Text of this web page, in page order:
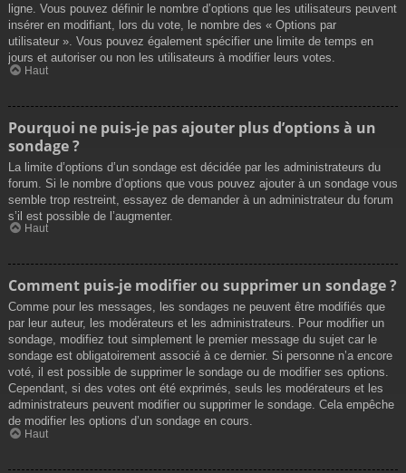
ligne. Vous pouvez définir le nombre d’options que les utilisateurs peuvent
insérer en modifiant, lors du vote, le nombre des « Options par
utilisateur ». Vous pouvez également spécifier une limite de temps en
jours et autoriser ou non les utilisateurs à modifier leurs votes.
Haut
Pourquoi ne puis-je pas ajouter plus d’options à un
sondage ?
La limite d’options d’un sondage est décidée par les administrateurs du
forum. Si le nombre d’options que vous pouvez ajouter à un sondage vous
semble trop restreint, essayez de demander à un administrateur du forum
s’il est possible de l’augmenter.
Haut
Comment puis-je modifier ou supprimer un sondage ?
Comme pour les messages, les sondages ne peuvent être modifiés que
par leur auteur, les modérateurs et les administrateurs. Pour modifier un
sondage, modifiez tout simplement le premier message du sujet car le
sondage est obligatoirement associé à ce dernier. Si personne n’a encore
voté, il est possible de supprimer le sondage ou de modifier ses options.
Cependant, si des votes ont été exprimés, seuls les modérateurs et les
administrateurs peuvent modifier ou supprimer le sondage. Cela empêche
de modifier les options d’un sondage en cours.
Haut